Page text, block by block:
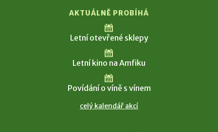
AKTUÁLNĚ PROBÍHÁ
Letní otevřené sklepy
Letní kino na Amfiku
Povídání o víně s vínem
celý kalendář akcí